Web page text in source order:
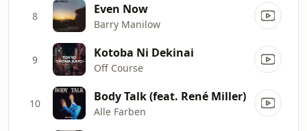
8 Even Now
Barry Manilow
9 Kotoba Ni Dekinai
Off Course
10 Body Talk (feat. René Miller)
Alle Farben